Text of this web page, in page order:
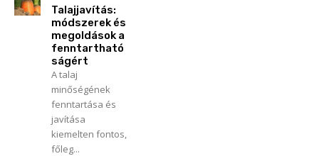
Talajjavítás:
módszerek és
megoldások a
fenntartható
ságért
A talaj
minőségének
fenntartása és
javítása
kiemelten fontos,
főleg...